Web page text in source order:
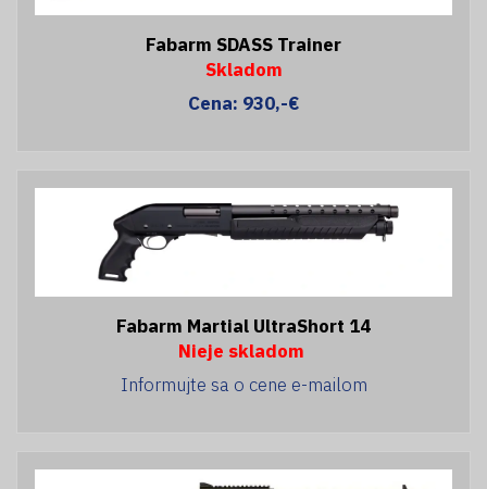
Fabarm SDASS Trainer
Skladom
Cena: 930,-€
Fabarm Martial UltraShort 14
Nieje skladom
Informujte sa o cene e-mailom